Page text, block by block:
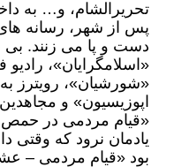
تحریرالشام، و… به
پس از شهر، رسانه
دست و پا می زنند. بی
«اسلامگرایان»، رادیو
«شورشیان»، رویترز
اپوزیسیون» و
«قیام مردمی در
یادمان نرود که وقتی
بود «قیام مردمی –